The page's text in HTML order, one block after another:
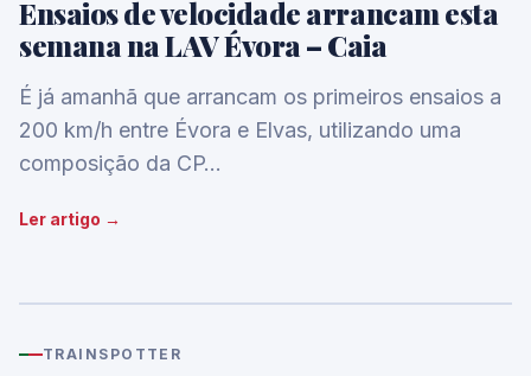
Ensaios de velocidade arrancam esta
semana na LAV Évora – Caia
É já amanhã que arrancam os primeiros ensaios a
200 km/h entre Évora e Elvas, utilizando uma
composição da CP…
Ler artigo →
TRAINSPOTTER